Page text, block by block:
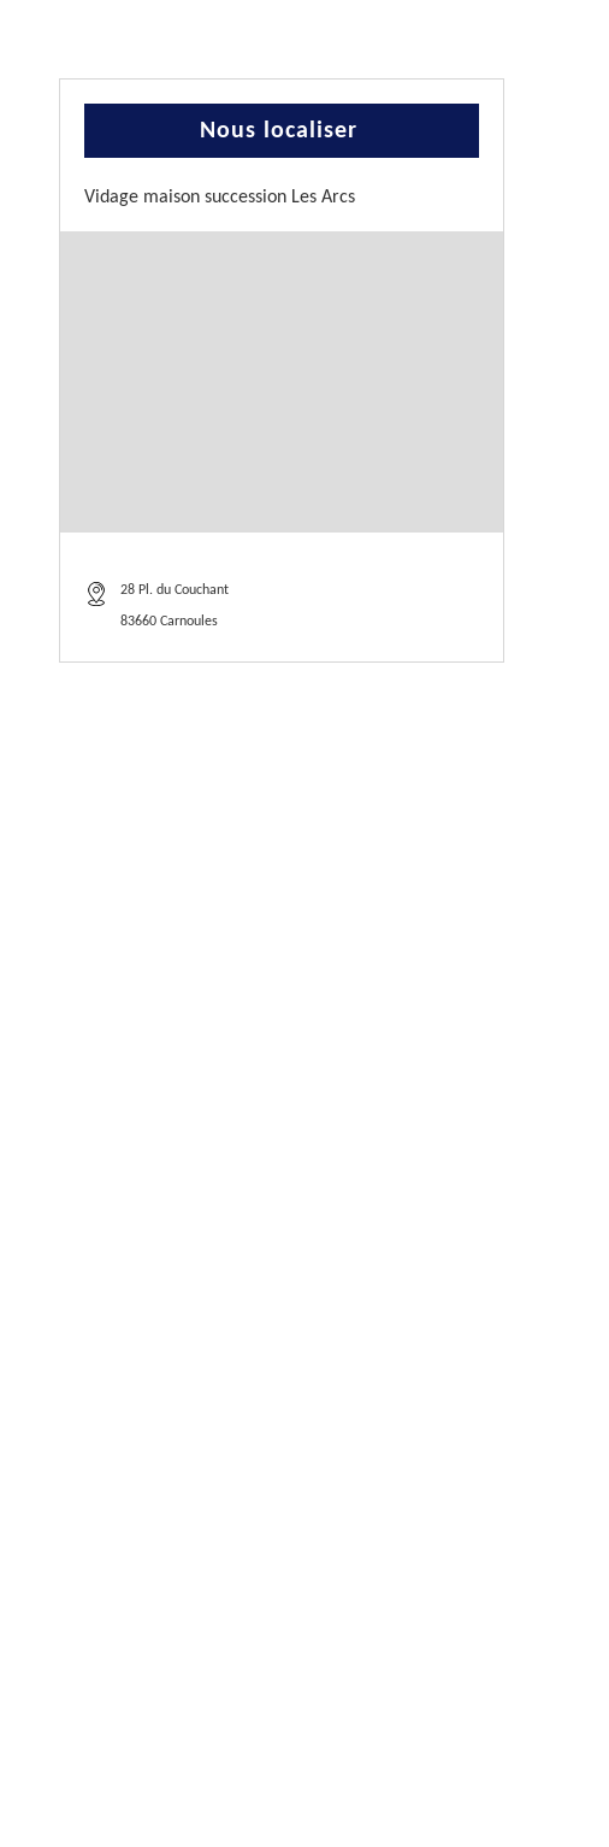
Nous localiser
Vidage maison succession Les Arcs
28 Pl. du Couchant
83660 Carnoules